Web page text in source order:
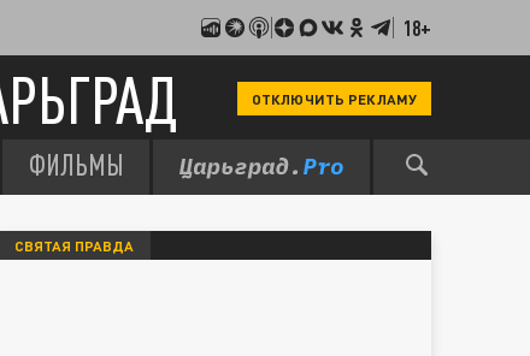
18+
ОТКЛЮЧИТЬ РЕКЛАМУ
ФИЛЬМЫ
СВЯТАЯ ПРАВДА